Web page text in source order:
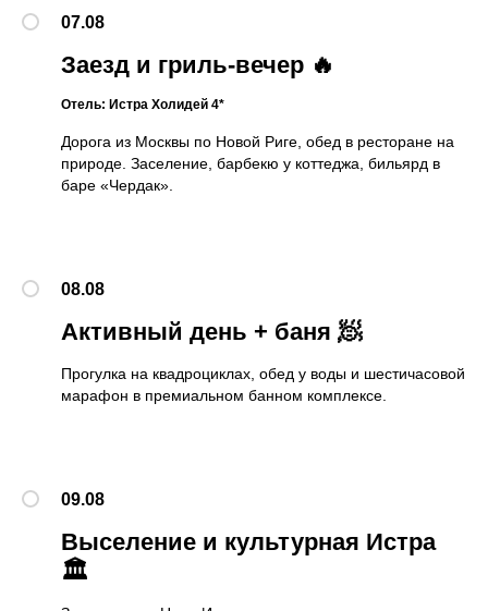
07.08
Заезд и гриль-вечер 🔥
Отель: Истра Холидей 4*
Дорога из Москвы по Новой Риге, обед в ресторане на
природе. Заселение, барбекю у коттеджа, бильярд в
баре «Чердак».
08.08
Активный день + баня 🧖
Прогулка на квадроциклах, обед у воды и шестичасовой
марафон в премиальном банном комплексе.
09.08
Выселение и культурная Истра
🏛